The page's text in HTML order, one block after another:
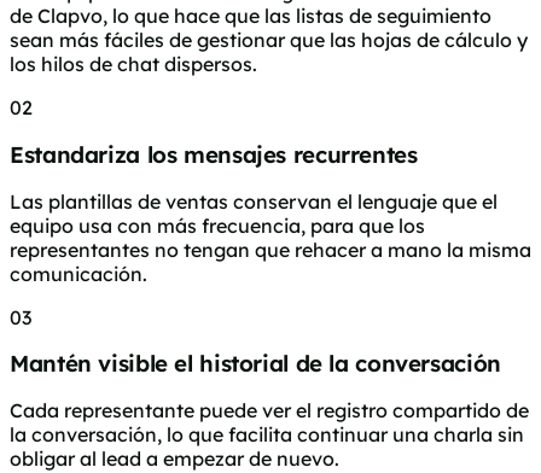
de Clapvo, lo que hace que las listas de seguimiento
sean más fáciles de gestionar que las hojas de cálculo y
los hilos de chat dispersos.
02
Estandariza los mensajes recurrentes
Las plantillas de ventas conservan el lenguaje que el
equipo usa con más frecuencia, para que los
representantes no tengan que rehacer a mano la misma
comunicación.
03
Mantén visible el historial de la conversación
Cada representante puede ver el registro compartido de
la conversación, lo que facilita continuar una charla sin
obligar al lead a empezar de nuevo.